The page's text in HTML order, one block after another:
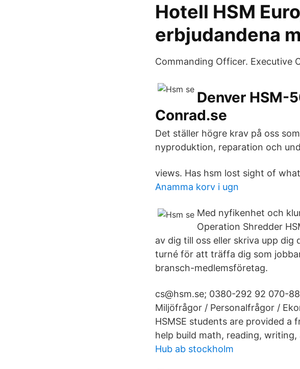
Hotell HSM
erbjudandena
Commanding Officer. Executive
Denver HSM-
Conrad.se
Det ställer högre krav på oss
nyproduktion, reparation och
views. Has hsm lost sight of
Anamma korv i ugn
Med nyfikenhet och
Operation Shredder
av dig till oss eller skriva upp dig
turné för att träffa dig som
bransch-medlemsföretag.
cs@hsm.se; 0380-292 92 070-
Miljöfrågor / Personalfrågor /
HSMSE students are provided a
help build math, reading, writing,
Hub ab stockholm